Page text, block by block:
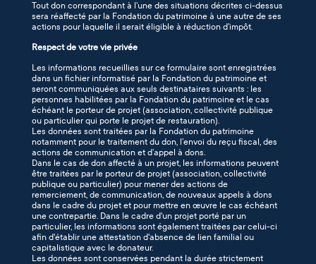
Tout don correspondant à l’une des situations décrites ci-dessus
sera réaffecté par la Fondation du patrimoine à une autre de ses
actions pour laquelle il serait éligible à réduction d’impôt.
Respect de votre vie privée
Les informations recueillies sur ce formulaire sont enregistrées
dans un fichier informatisé par la Fondation du patrimoine et
seront communiquées aux seuls destinataires suivants : les
personnes habilitées par la Fondation du patrimoine et le cas
échéant le porteur de projet (association, collectivité publique
ou particulier qui porte le projet de restauration).
Les données sont traitées par la Fondation du patrimoine
notamment pour le traitement du don, l’envoi du reçu fiscal, des
actions de communication et d’appel à dons.
Dans le cas de don affecté à un projet, les informations peuvent
être traitées par le porteur de projet (association, collectivité
publique ou particulier) pour mener des actions de
remerciement, de communication, de nouveaux appels à dons
dans le cadre du projet et pour mettre en œuvre le cas échéant
une contrepartie. Dans le cadre d'un projet porté par un
particulier, les informations sont également traitées par celui-ci
afin d'établir une attestation d'absence de lien familial ou
capitalistique avec le donateur.
Les données sont conservées pendant la durée strictement